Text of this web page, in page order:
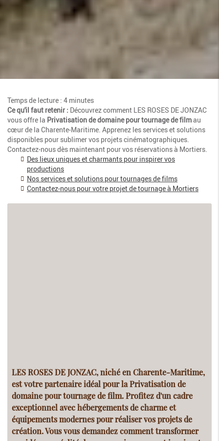
Temps de lecture : 4 minutes
Ce qu'il faut retenir : Découvrez comment LES ROSES DE JONZAC
vous offre la Privatisation de domaine pour tournage de filmau
cœur de la Charente-Maritime. Apprenez les services et solutions
disponibles pour sublimer vos projets cinématographiques.
Contactez-nous dès maintenant pour vos réservations à Mortiers.
Des lieux uniques et charmants pour inspirer vos
productions
Nos services et solutions pour tournages de films
Contactez-nous pour votre projet de tournage à Mortiers
LES ROSES DE JONZAC, niché en Charente-Maritime,
est votre partenaire idéal pour laPrivatisation de
domaine pour tournage de film. Profitez d'un cadre
exceptionnel avec hébergements de charme et
équipements modernes pour réaliser vos projets de
création. Vous vous demandez comment transformer